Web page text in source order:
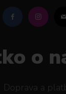
o
Doprava a